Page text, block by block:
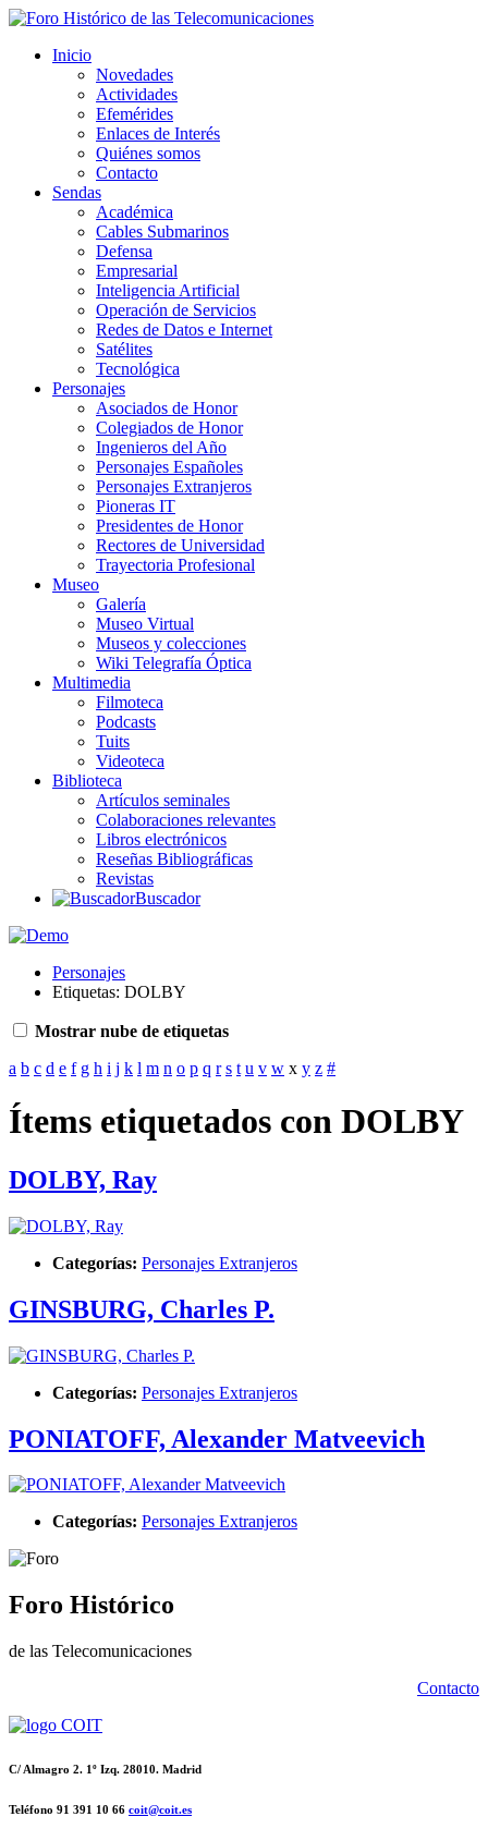
Inicio
Novedades
Actividades
Efemérides
Enlaces de Interés
Quiénes somos
Contacto
Sendas
Académica
Cables Submarinos
Defensa
Empresarial
Inteligencia Artificial
Operación de Servicios
Redes de Datos e Internet
Satélites
Tecnológica
Personajes
Asociados de Honor
Colegiados de Honor
Ingenieros del Año
Personajes Españoles
Personajes Extranjeros
Pioneras IT
Presidentes de Honor
Rectores de Universidad
Trayectoria Profesional
Museo
Galería
Museo Virtual
Museos y colecciones
Wiki Telegrafía Óptica
Multimedia
Filmoteca
Podcasts
Tuits
Videoteca
Biblioteca
Artículos seminales
Colaboraciones relevantes
Libros electrónicos
Reseñas Bibliográficas
Revistas
Buscador
Personajes
Etiquetas: DOLBY
Mostrar nube de etiquetas
a b c d e f g h i j k l m n o p q r s t u v w x y z #
Ítems etiquetados con DOLBY
DOLBY, Ray
Categorías: Personajes Extranjeros
GINSBURG, Charles P.
Categorías: Personajes Extranjeros
PONIATOFF, Alexander Matveevich
Categorías: Personajes Extranjeros
Foro Histórico
de las Telecomunicaciones
Contacto
C/ Almagro 2. 1º Izq. 28010. Madrid
Teléfono 91 391 10 66 coit@coit.es